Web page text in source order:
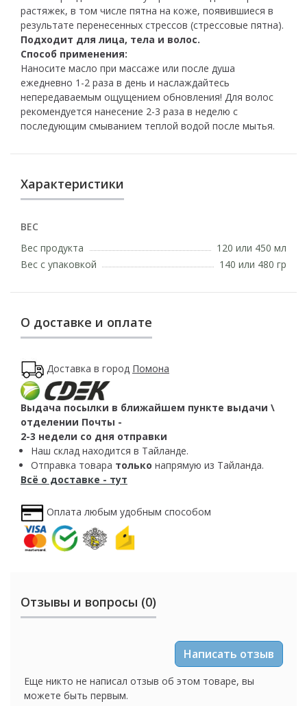
растяжек, в том числе пятна на коже, появившиеся в
результате перенесенных стрессов (стрессовые пятна).
Подходит для лица, тела и волос.
Способ применения:
Наносите масло при массаже или после душа
ежедневно 1-2 раза в день и наслаждайтесь
непередаваемым ощущением обновления! Для волос
рекомендуется нанесение 2-3 раза в неделю с
последующим смыванием теплой водой после мытья.
Характеристики
ВЕС
Вес продукта
120 или 450 мл
Вес с упаковкой
140 или 480 гр
О доставке и оплате
Доставка в город Помона
Выдача посылки в ближайшем пункте выдачи \
отделении Почты -
2-3 недели со дня отправки
Наш склад находится в Тайланде.
Отправка товара только напрямую из Тайланда.
Всё о доставке - тут
Оплата любым удобным способом
Отзывы и вопросы (0)
Написать отзыв
Еще никто не написал отзыв об этом товаре, вы
можете быть первым.